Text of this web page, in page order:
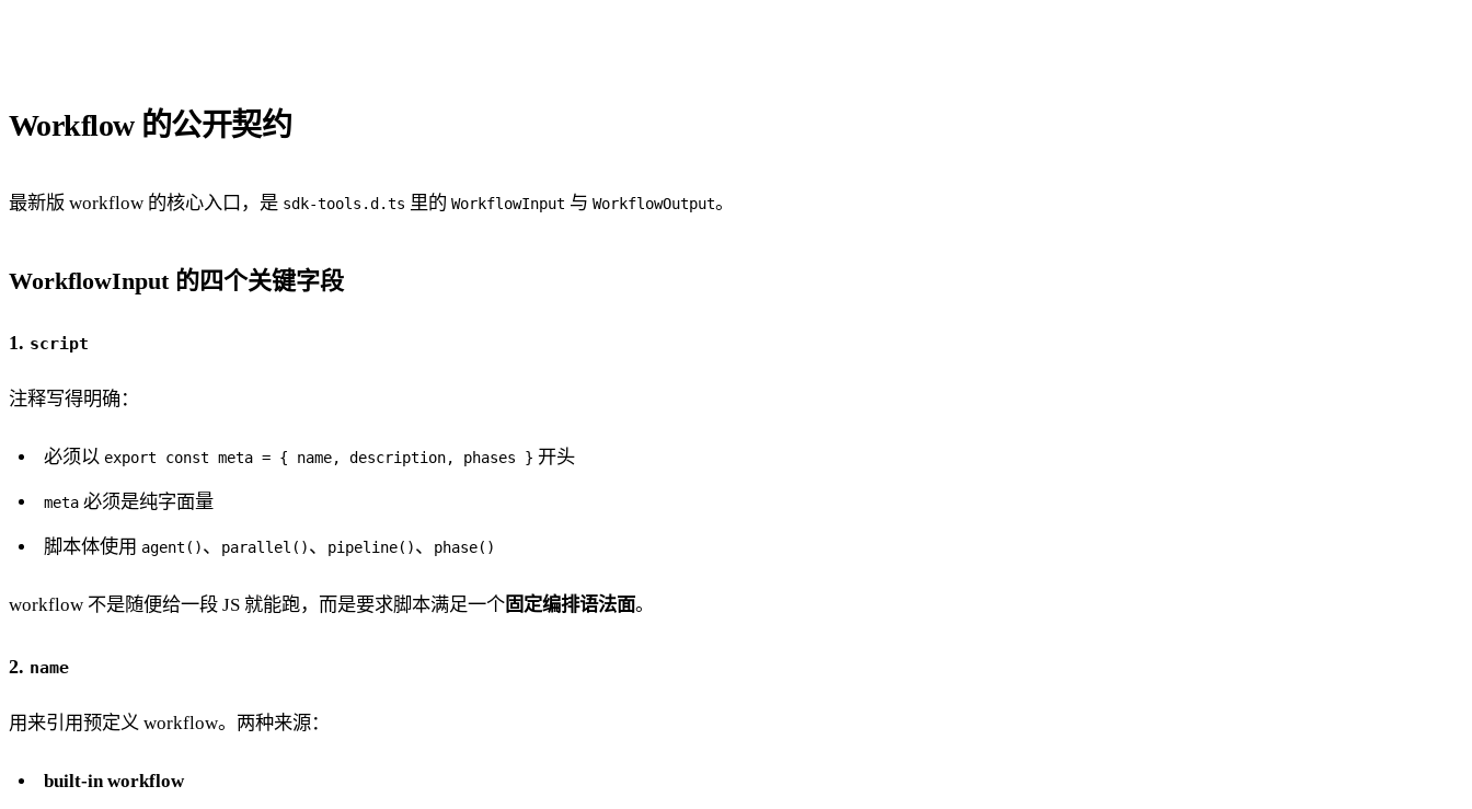
Workflow 的公开契约
最新版 workflow 的核心入口，是 sdk-tools.d.ts 里的 WorkflowInput 与 WorkflowOutput。
WorkflowInput 的四个关键字段
1. script
注释写得明确：
必须以 export const meta = { name, description, phases } 开头
meta 必须是纯字面量
脚本体使用 agent()、 parallel()、 pipeline()、 phase()
workflow 不是随便给一段 JS 就能跑，而是要求脚本满足一个固定编排语法面。
2. name
用来引用预定义 workflow。两种来源：
built-in workflow